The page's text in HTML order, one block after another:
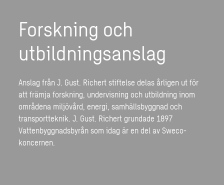
Forskning och
utbildningsanslag
Anslag från J. Gust. Richert stiftelse delas årligen ut för
att främja forskning, undervisning och utbildning inom
områdena miljövård, energi, samhällsbyggnad och
transportteknik. J. Gust. Richert grundade 1897
Vattenbyggnadsbyrån som idag är en del av Sweco-
koncernen.